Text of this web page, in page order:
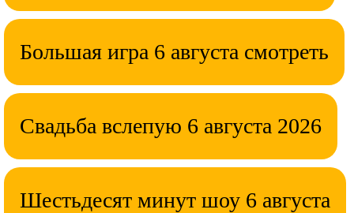
Большая игра 6 августа смотреть
Свадьба вслепую 6 августа 2026
Шестьдесят минут шоу 6 августа